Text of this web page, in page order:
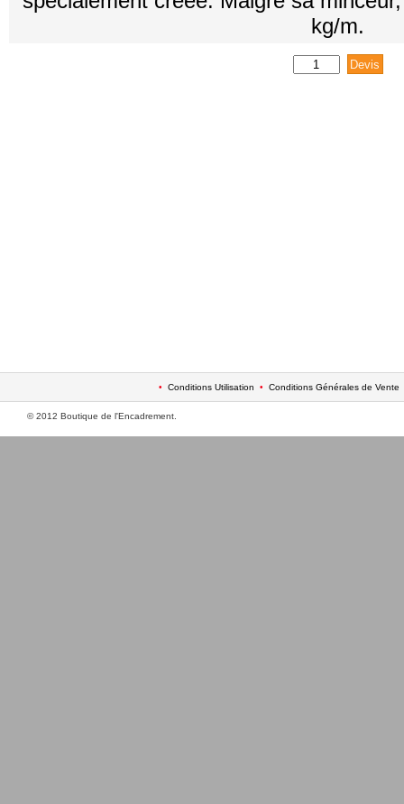
kg/m.
• Conditions Utilisation • Conditions Générales de Vente
© 2012 Boutique de l'Encadrement.